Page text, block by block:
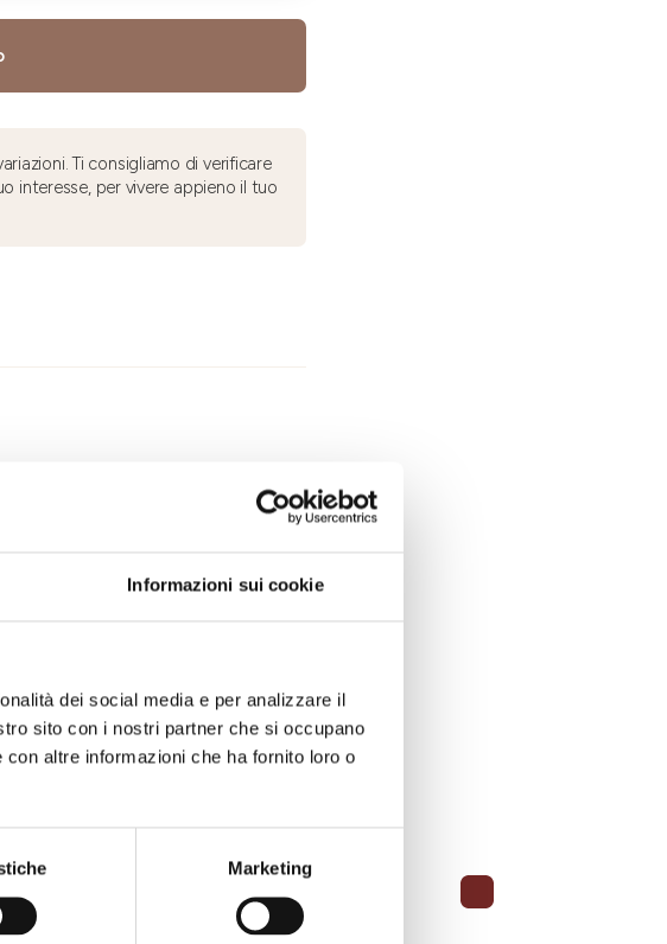
Informazioni sui cookie
dei social media e per analizzare il
sito con i nostri partner che si occupano
altre informazioni che ha fornito loro o
Marketing
Ti consigliamo di verificare
per vivere appieno il tuo